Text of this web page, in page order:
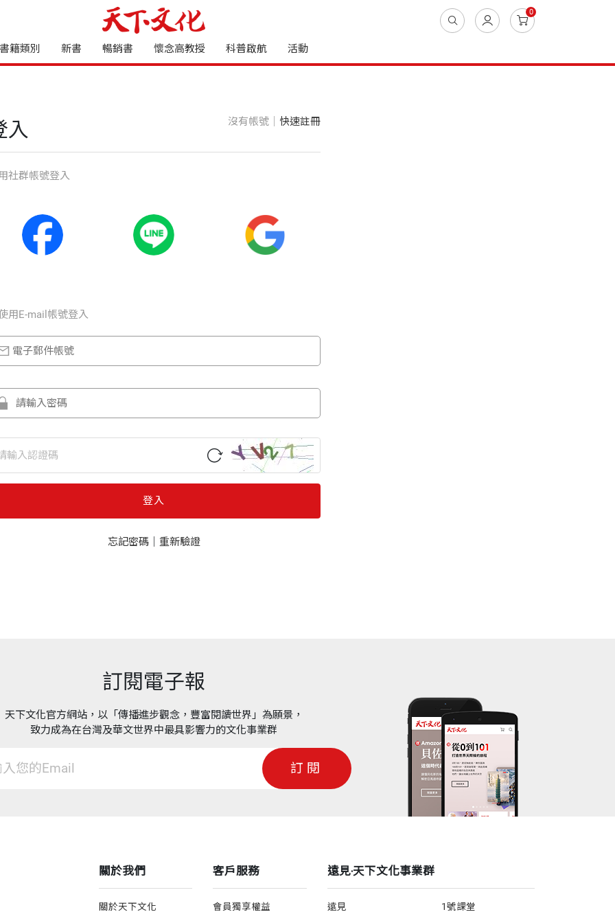
0
書籍類別 新書 暢銷書 懷念高教授 科普啟航 活動
入 沒有帳號｜ 快速註冊
社群帳號登入
⽤E-mail帳號登入
登入
忘記密碼｜ 重新驗證
訂閱電子報
天下文化官方網站，以「傳播進步觀念，豐富閱讀世界」為願景，
致力成為在台灣及華文世界中最具影響力的文化事業群
訂閱
關於我們
關於天下文化
客戶服務
會員獨享權益
遠見‧天下文化事業群
遠見
1號課堂